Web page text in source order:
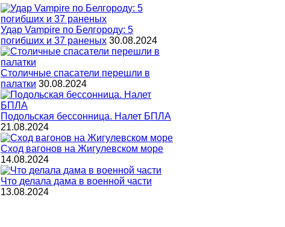
Удар Vampire по Белгороду: 5
погибших и 37 раненых 30.08.2024
Столичные спасатели перешли в
палатки 30.08.2024
Подольская бессонница. Налет БПЛА
21.08.2024
Сход вагонов на Жигулевском море
14.08.2024
Что делала дама в военной части
13.08.2024